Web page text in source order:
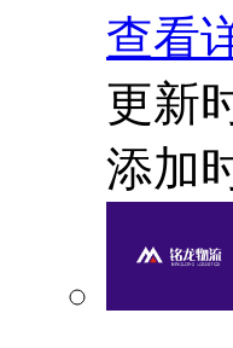
查看
更新
添加